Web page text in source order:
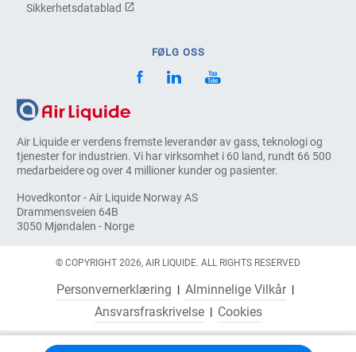
Air Liquide er verdens fremste leverandør av gass, teknologi og
tjenester for industrien. Vi har virksomhet i 60 land, rundt 66 500
medarbeidere og over 4 millioner kunder og pasienter.
Hovedkontor - Air Liquide Norway AS
Drammensveien 64B
3050 Mjøndalen - Norge
Sikkerhetsdatablad
FØLG OSS
© COPYRIGHT 2026, AIR LIQUIDE. ALL RIGHTS RESERVED
Personvernerklæring
Alminnelige Vilkår
Ansvarsfraskrivelse
Cookies